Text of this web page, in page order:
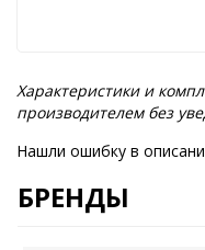
Характеристики и
производителем без
Нашли ошибку в
БРЕНДЫ